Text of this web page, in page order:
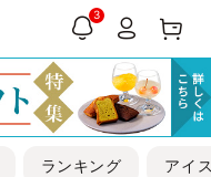
3
ランキング アイ